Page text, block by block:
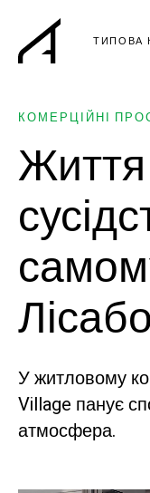
ТИПОВА
КОМЕРЦІЙНІ
Життя
У житловому
Village панує
атмосфера.